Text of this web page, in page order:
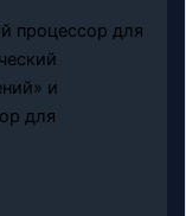
процессор для
и
для